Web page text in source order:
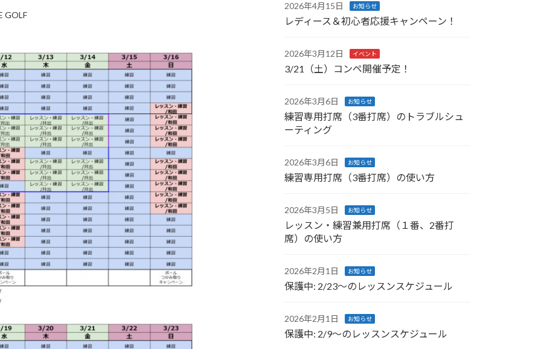
GOLF
2026年4月15日 お知らせ
レディース＆初心者応援キャンペーン！
2026年3月12日 イベント
3/21（土）コンペ開催予定！
2026年3月6日 お知らせ
練習専用打席（3番打席）のトラブルシュ
ーティング
2026年3月6日 お知らせ
練習専用打席（3番打席）の使い方
2026年3月5日 お知らせ
レッスン・練習兼用打席（１番、2番打
席）の使い方
2026年2月1日 お知らせ
保護中: 2/23～のレッスンスケジュール
2026年2月1日 お知らせ
保護中: 2/9～のレッスンスケジュール